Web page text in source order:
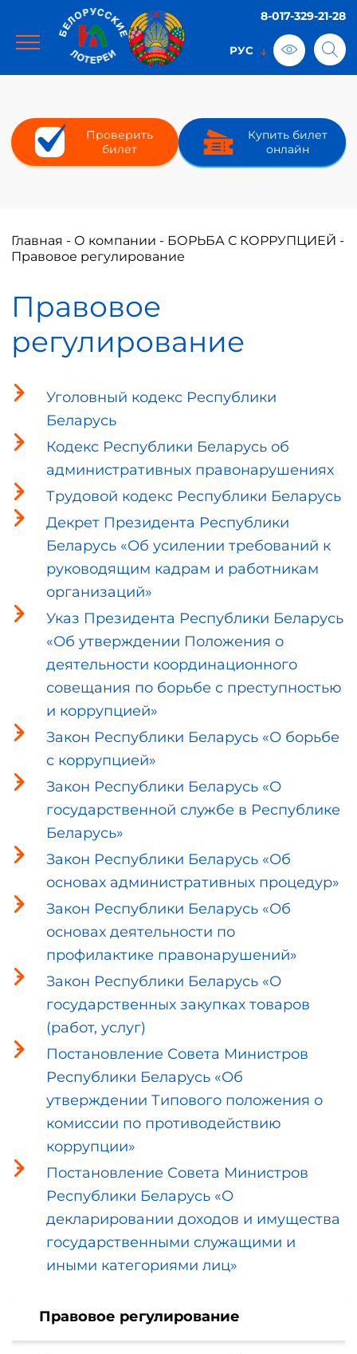
8-017-329-21-28
Проверить
билет
Купить билет
онлайн
Главная - О компании - БОРЬБА С КОРРУПЦИЕЙ -
Правовое регулирование
Правовое
регулирование
Уголовный кодекс Республики
Беларусь
Кодекс Республики Беларусь об
административных правонарушениях
Трудовой кодекс Республики Беларусь
Декрет Президента Республики
Беларусь «Об усилении требований к
руководящим кадрам и работникам
организаций»
Указ Президента Республики Беларусь
«Об утверждении Положения о
деятельности координационного
совещания по борьбе с преступностью
и коррупцией»
Закон Республики Беларусь «О борьбе
с коррупцией»
Закон Республики Беларусь «О
государственной службе в Республике
Беларусь»
Закон Республики Беларусь «Об
основах административных процедур»
Закон Республики Беларусь «Об
основах деятельности по
профилактике правонарушений»
Закон Республики Беларусь «О
государственных закупках товаров
(работ, услуг)
Постановление Совета Министров
Республики Беларусь «Об
утверждении Типового положения о
комиссии по противодействию
коррупции»
Постановление Совета Министров
Республики Беларусь «О
декларировании доходов и имущества
государственными служащими и
иными категориями лиц»
Правовое регулирование